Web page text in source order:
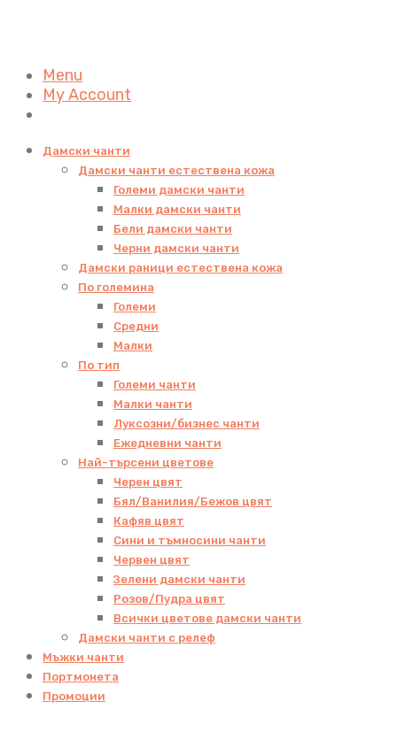
Menu
My Account
Дамски чанти
Дамски чанти естествена кожа
Големи дамски чанти
Малки дамски чанти
Бели дамски чанти
Черни дамски чанти
Дамски раници естествена кожа
По големина
Големи
Средни
Малки
По тип
Големи чанти
Малки чанти
Луксозни/бизнес чанти
Ежедневни чанти
Най-търсени цветове
Черен цвят
Бял/Ванилия/Бежов цвят
Кафяв цвят
Сини и тъмносини чанти
Червен цвят
Зелени дамски чанти
Розов/Пудра цвят
Всички цветове дамски чанти
Дамски чанти с релеф
Мъжки чанти
Портмонета
Промоции